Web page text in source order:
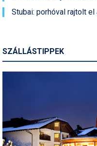
Telemark
Termékajánló
Történelem
Utazási tippek
Stubai: porhóval rajtolt
SZÁLLÁSTIPPEK